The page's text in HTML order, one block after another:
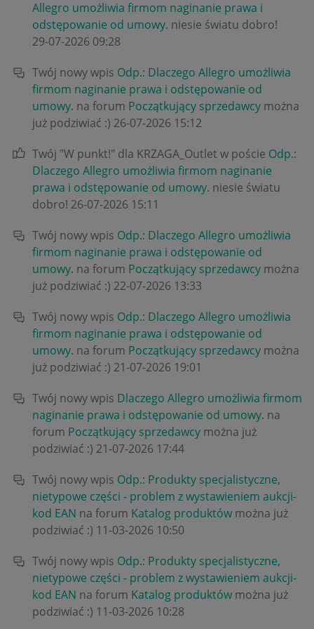
Allegro umożliwia firmom naginanie prawa i
odstępowanie od umowy. niesie światu dobro!
‎29-07-2026 09:28
Twój nowy wpis Odp.: Dlaczego Allegro umożliwia
firmom naginanie prawa i odstępowanie od
umowy. na forum Początkujący sprzedawcy można
już podziwiać :) ‎26-07-2026 15:12
Twój "W punkt!" dla KRZAGA_Outlet w poście Odp.:
Dlaczego Allegro umożliwia firmom naginanie
prawa i odstępowanie od umowy. niesie światu
dobro! ‎26-07-2026 15:11
Twój nowy wpis Odp.: Dlaczego Allegro umożliwia
firmom naginanie prawa i odstępowanie od
umowy. na forum Początkujący sprzedawcy można
już podziwiać :) ‎22-07-2026 13:33
Twój nowy wpis Odp.: Dlaczego Allegro umożliwia
firmom naginanie prawa i odstępowanie od
umowy. na forum Początkujący sprzedawcy można
już podziwiać :) ‎21-07-2026 19:01
Twój nowy wpis Dlaczego Allegro umożliwia firmom
naginanie prawa i odstępowanie od umowy. na
forum Początkujący sprzedawcy można już
podziwiać :) ‎21-07-2026 17:44
Twój nowy wpis Odp.: Produkty specjalistyczne,
nietypowe części - problem z wystawieniem aukcji-
kod EAN na forum Katalog produktów można już
podziwiać :) ‎11-03-2026 10:50
Twój nowy wpis Odp.: Produkty specjalistyczne,
nietypowe części - problem z wystawieniem aukcji-
kod EAN na forum Katalog produktów można już
podziwiać :) ‎11-03-2026 10:28